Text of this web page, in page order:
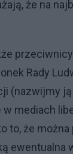
że na
Rady
(nazwijmy
mediach
to, że
ewentualna